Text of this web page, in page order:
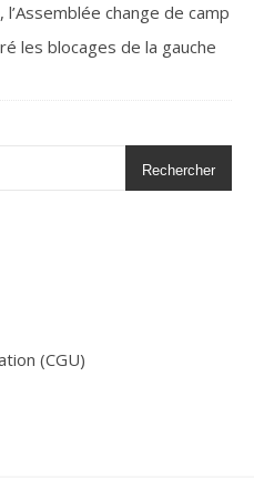
change de camp
les blocages de la gauche
Rechercher
(CGU)